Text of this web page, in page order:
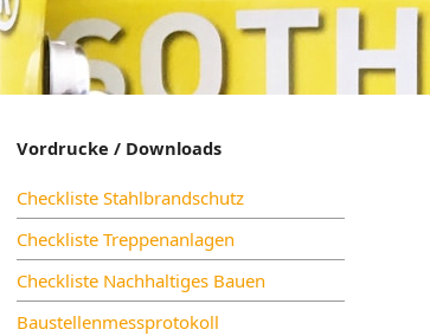
Vordrucke / Downloads
Checkliste Stahlbrandschutz
Checkliste Treppenanlagen
Checkliste Nachhaltiges Bauen
Baustellenmessprotokoll